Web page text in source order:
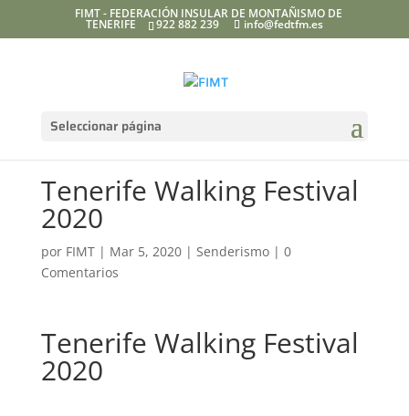
FIMT - FEDERACIÓN INSULAR DE MONTAÑISMO DE
TENERIFE 922 882 239 info@fedtfm.es
Seleccionar página
Tenerife Walking Festival
2020
por FIMT| Mar 5, 2020| Senderismo| 0
Comentarios
Tenerife Walking Festival
2020